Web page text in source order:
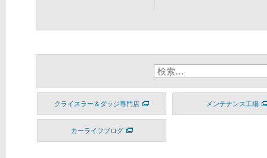
クライスラー＆ダッジ専門店 メンテナンス工場
カーライフブログ